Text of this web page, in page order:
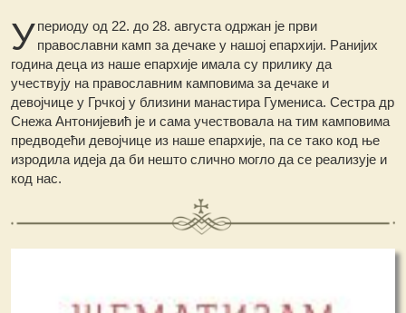
Упериоду од 22. до 28. августа одржан је први
православни камп за дечаке у нашој епархији. Ранијих
година деца из наше епархије имала су прилику да
учествују на православним камповима за дечаке и
девојчице у Грчкој у близини манастира Гумениса. Сестра др
Снежа Антонијевић је и сама учествовала на тим камповима
предводећи девојчице из наше епархије, па се тако код ње
изродила идеја да би нешто слично могло да се реализује и
код нас.